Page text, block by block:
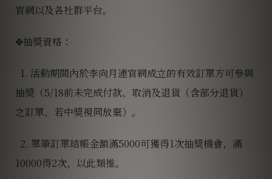
官網以及各社群平台。
✥抽獎資格：
1. 活動期間內於李向月連官網成立的有效訂單方可參與
抽獎（5/18前未完成付款、取消及退貨（含部分退貨）
之訂單，若中獎視同放棄）。
2. 單筆訂單結帳金額滿5000可獲得1次抽獎機會，滿
10000得2次，以此類推。